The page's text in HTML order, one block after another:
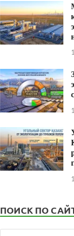
ПОИСК ПО